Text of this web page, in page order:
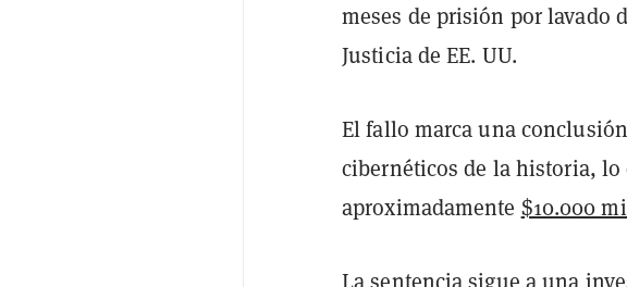
meses de prisión por lavado
Justicia de EE. UU.
El fallo marca una
cibernéticos de la historia,
aproximadamente $10.000
La sentencia sigue a una